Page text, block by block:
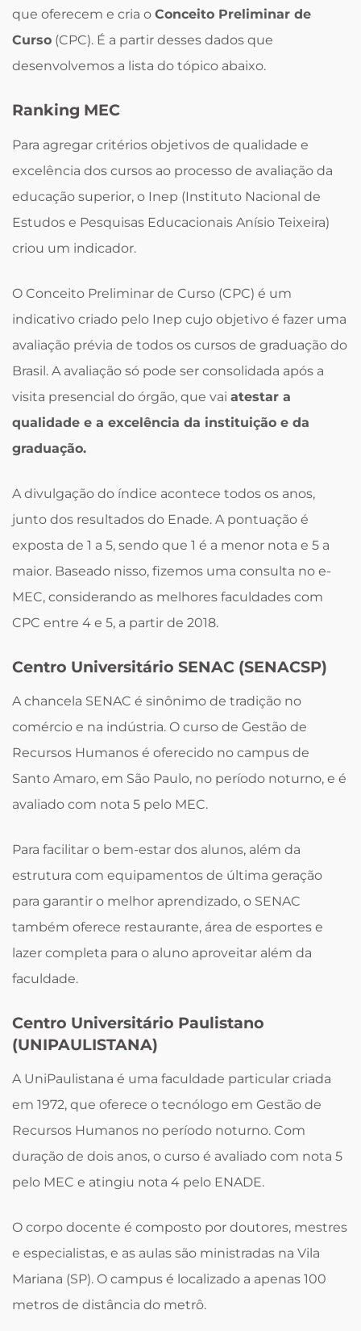
que oferecem e cria o Conceito Preliminar de
Curso (CPC). É a partir desses dados que
desenvolvemos a lista do tópico abaixo.
Ranking MEC
Para agregar critérios objetivos de qualidade e
excelência dos cursos ao processo de avaliação da
educação superior, o Inep (Instituto Nacional de
Estudos e Pesquisas Educacionais Anísio Teixeira)
criou um indicador.
O Conceito Preliminar de Curso (CPC) é um
indicativo criado pelo Inep cujo objetivo é fazer uma
avaliação prévia de todos os cursos de graduação do
Brasil. A avaliação só pode ser consolidada após a
visita presencial do órgão, que vai atestar a
qualidade e a excelência da instituição e da
graduação.
A divulgação do índice acontece todos os anos,
junto dos resultados do Enade. A pontuação é
exposta de 1 a 5, sendo que 1 é a menor nota e 5 a
maior. Baseado nisso, fizemos uma consulta no e-
MEC, considerando as melhores faculdades com
CPC entre 4 e 5, a partir de 2018.
Centro Universitário SENAC (SENACSP)
A chancela SENAC é sinônimo de tradição no
comércio e na indústria. O curso de Gestão de
Recursos Humanos é oferecido no campus de
Santo Amaro, em São Paulo, no período noturno, e é
avaliado com nota 5 pelo MEC.
Para facilitar o bem-estar dos alunos, além da
estrutura com equipamentos de última geração
para garantir o melhor aprendizado, o SENAC
também oferece restaurante, área de esportes e
lazer completa para o aluno aproveitar além da
faculdade.
Centro Universitário Paulistano
(UNIPAULISTANA)
A UniPaulistana é uma faculdade particular criada
em 1972, que oferece o tecnólogo em Gestão de
Recursos Humanos no período noturno. Com
duração de dois anos, o curso é avaliado com nota 5
pelo MEC e atingiu nota 4 pelo ENADE.
O corpo docente é composto por doutores, mestres
e especialistas, e as aulas são ministradas na Vila
Mariana (SP). O campus é localizado a apenas 100
metros de distância do metrô.